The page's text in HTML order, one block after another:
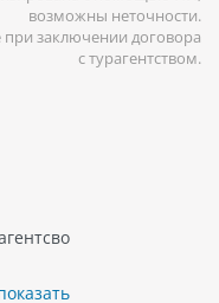
по побережью.
размещения -
Номера оформлены в
необходимым для
спа-услуги для всех
отдыхом. В отеле
блюдами местной
и
возможны неточности.
при заключении договора
с турагентством.